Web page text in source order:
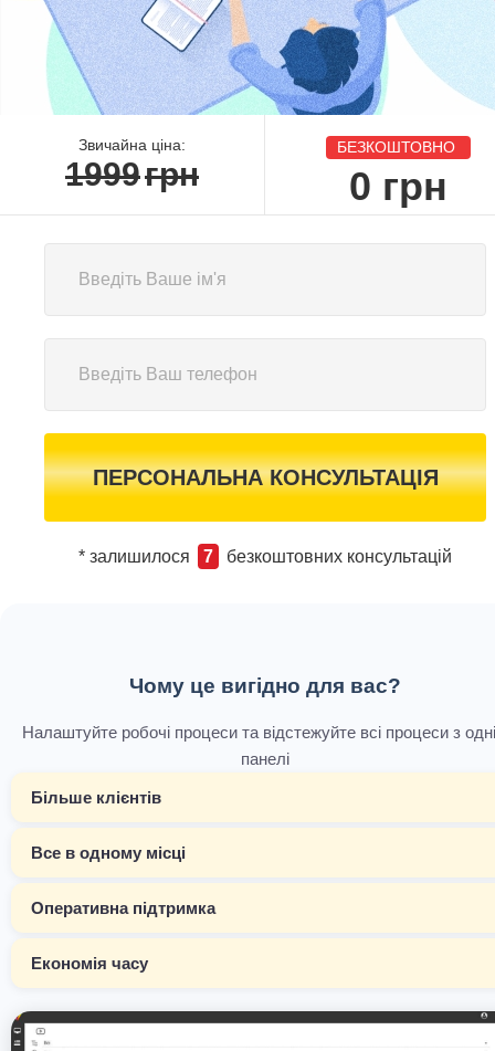
Звичайна ціна:
1999грн
БЕЗКОШТОВНО
0 грн
ПЕРСОНАЛЬНА КОНСУЛЬТАЦІЯ
* залишилося 7 безкоштовних консультацій
Чому це вигідно для вас?
Налаштуйте робочі процеси та відстежуйте всі процеси з
панелі
Більше клієнтів
Все в одному місці
Оперативна підтримка
Економія часу